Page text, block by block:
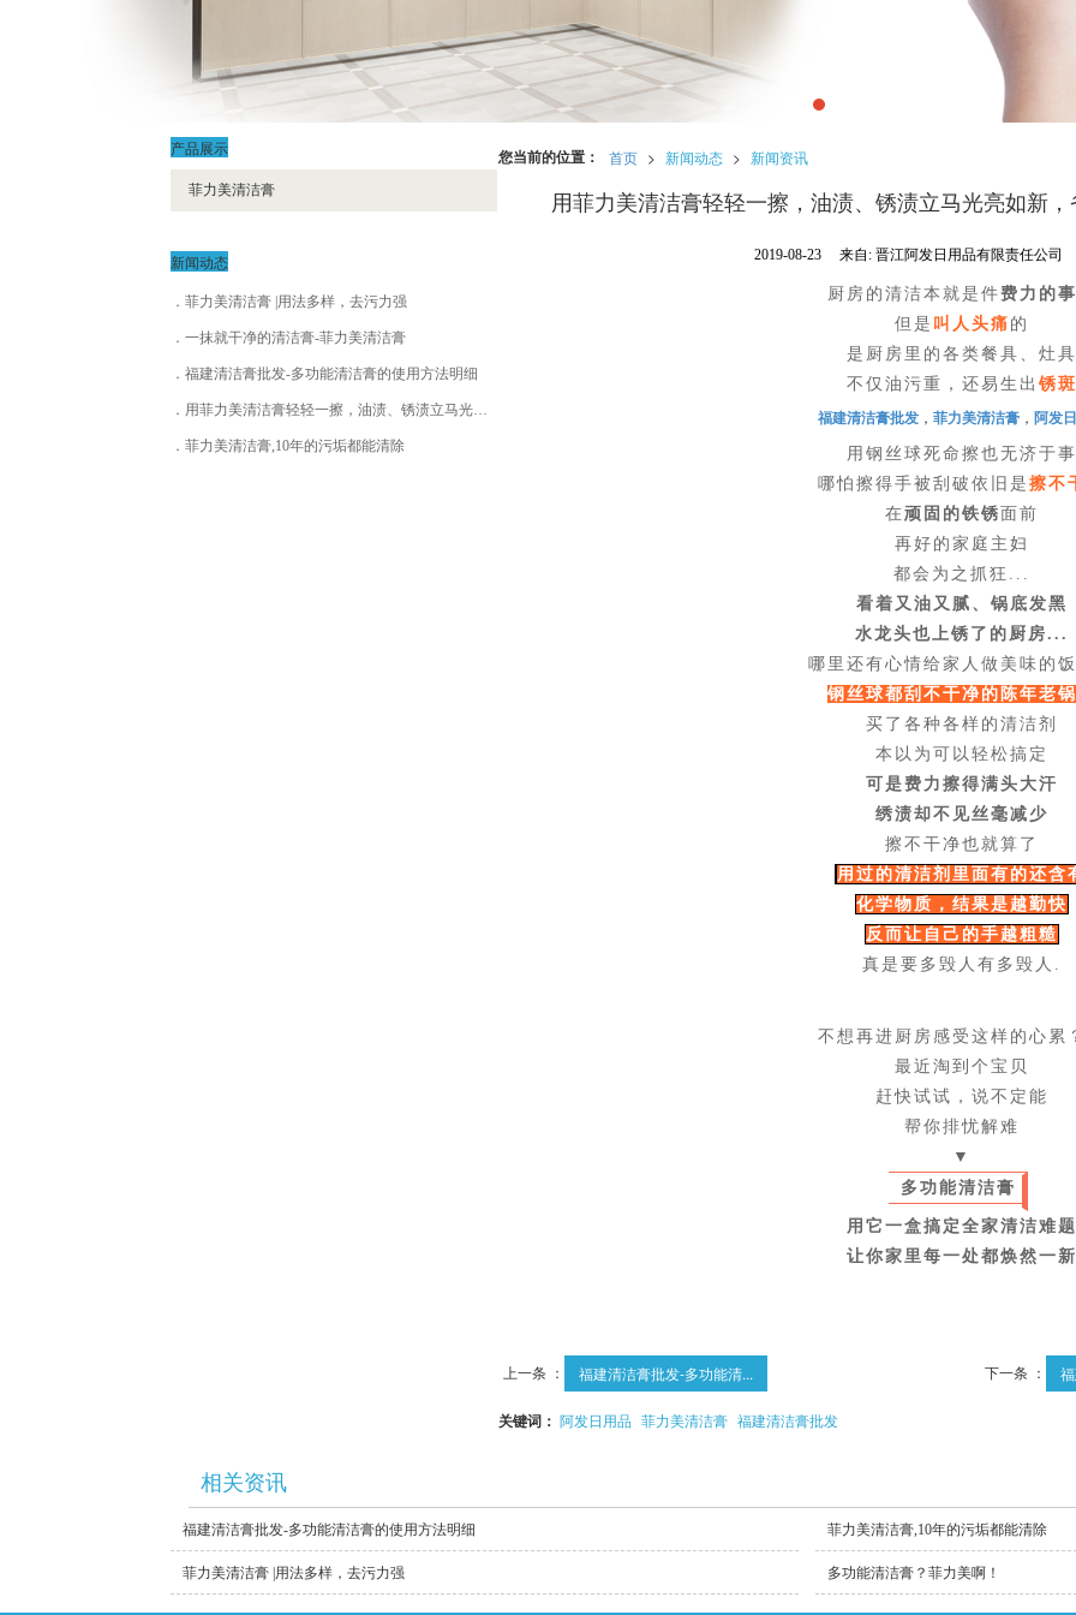
您当前的位置： 首页 > 新闻动态 > 新闻资讯
用菲力美清洁膏轻轻一擦，油渍、锈渍立马光亮如新
2019-08-23 来自:晋江阿发日用品有限责任公司
厨房的清洁本就是件费力的
但是 叫人头痛 的
是厨房里的各类餐具、灶具
不仅油污重，还易生出 锈斑
福建清洁膏批发， 菲力美清洁膏， 阿发
用钢丝球死命擦也无济于事
哪怕擦得手被刮破依旧是 擦不
在顽固的铁锈 面前
再好的家庭主妇
都会为之抓狂...
看着又油又腻、 锅底发黑
水龙头也上锈了的厨房...
哪里还有心情给家人做美味的饭
钢丝球都刮不干净的陈年老
买了各种各样的清洁剂
本以为可以轻松搞定
可是费力擦得满头大汗
绣渍却不见丝毫减少
擦不干净也就算了
用过的清洁剂里面有的还含
化学物质， 结果是越勤快
反而让自己的手越粗糙
真是要多毁人有多毁人.
不想再进厨房感受这样的心累
最近淘到个宝贝
赶快试试，说不定能
帮你排忧解难
▼
多功能清洁膏
用它一盒搞定全家清洁难题
让你家里每一处都焕然一新
上一条 ： 福建清洁膏批发-多功能清... 下一条 ：
关键词： 阿发日用品 菲力美清洁膏 福建清洁膏批发
产品展示
菲力美清洁膏
新闻动态
菲力美清洁膏 |用法多样，去污力强
一抹就干净的清洁膏-菲力美清洁膏
福建清洁膏批发-多功能清洁膏的使用方法明细
用菲力美清洁膏轻轻一擦，油渍、锈渍立马光亮如新，省时省力还不伤手！阿发日用品
菲力美清洁膏,10年的污垢都能清除
相关资讯
福建清洁膏批发-多功能清洁膏的使用方法明细 菲力美清洁膏,10年的污垢都能清除
菲力美清洁膏 |用法多样，去污力强 多功能清洁膏？菲力美啊！